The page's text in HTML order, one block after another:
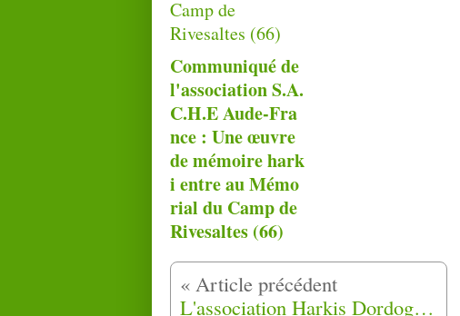
Communiqué de
l'association S.A.
C.H.E Aude-Fra
nce : Une œuvre
de mémoire hark
i entre au Mémo
rial du Camp de
Rivesaltes (66)
L'association Harkis Dordogne écrit aux Quatre député(e)(s) de la Dordogne